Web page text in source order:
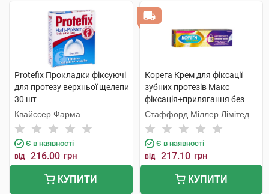
Protefix Прокладки фіксуючі
для протезу верхньої щелепи
30 шт
Квайссер Фарма
Є в наявності
від 216.00 грн
КУПИТИ
Корега Крем для фіксації
зубних протезів Макс
фіксація+прилягання без
смаку крем 40 мл 1 туба
Стаффорд Міллер Лімітед
Є в наявності
від 217.10 грн
КУПИТИ